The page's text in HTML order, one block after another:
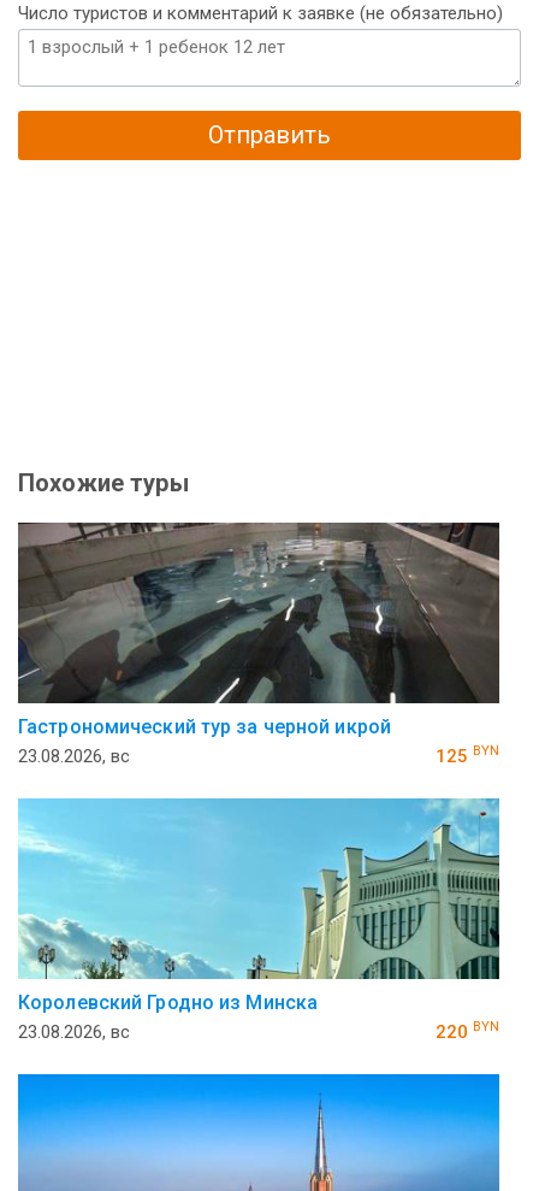
Число туристов и комментарий к заявке (не обязательно)
Отправить
Похожие туры
Гастрономический тур за черной икрой
23.08.2026, вс 125 BYN
Королевский Гродно из Минска
23.08.2026, вс 220 BYN